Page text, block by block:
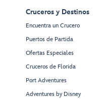
Cruceros y Destinos
Encuentra un Crucero
Puertos de Partida
Ofertas Especiales
Cruceros de Florida
Port Adventures
Adventures by Disney